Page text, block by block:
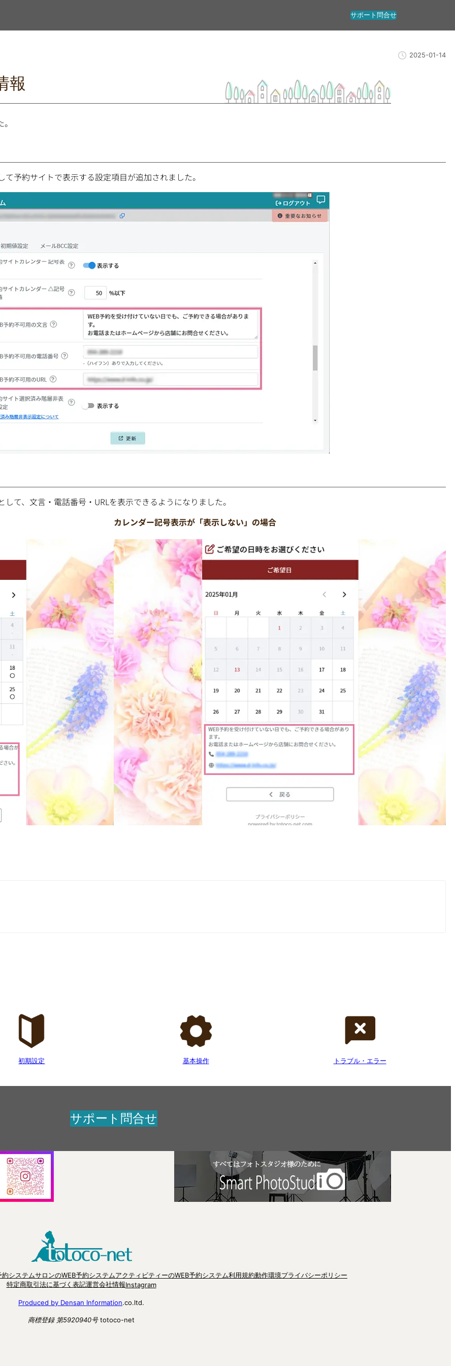
サポート問合せ
2025-01-14
報
予約サイトで表示する設定項目が追加されました。
て、文言・電話番号・URLを表示できるようになりました。
カレンダー記号表示が「表示しない」の場合
初期設定 基本操作 トラブル・エラー
サポート問合せ
システムサロンのWEB予約システムアクティビティーのWEB予約システム利用規約動作環境プライバシーポリシー
特定商取引法に基づく表記運営会社情報Instagram
Produced by Densan Information.co.ltd.
商標登録 第5920940号totoco-net